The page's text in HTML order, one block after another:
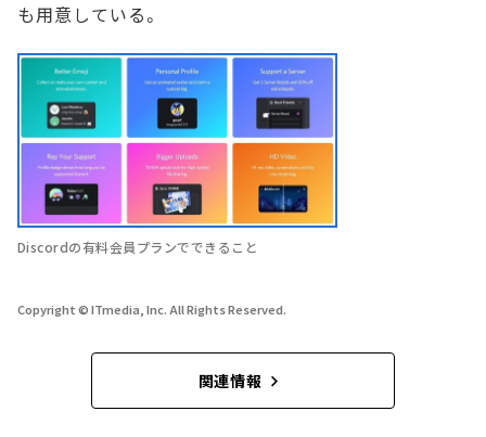
も用意している。
Discordの有料会員プランでできること
Copyright © ITmedia, Inc. All Rights Reserved.
関連情報